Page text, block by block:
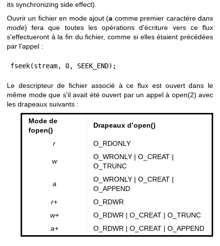
its synchronizing side effect).
Ouvrir un fichier en mode ajout (a comme premier caractère dans
mode) fera que toutes les opérations d'écriture vers ce flux
s'effectueront à la fin du fichier, comme si elles étaient précédées
par l'appel :
fseek(stream, 0, SEEK_END);
Le descripteur de fichier associé à ce flux est ouvert dans le
même mode que s'il avait été ouvert par un appel à open(2) avec
les drapeaux suivants :
Mode de
fopen()
Drapeaux d’open()
r O_RDONLY
w
O_WRONLY | O_CREAT |
O_TRUNC
a
O_WRONLY | O_CREAT |
O_APPEND
r+
O_RDWR
w+
O_RDWR | O_CREAT | O_TRUNC
a+
O_RDWR | O_CREAT | O_APPEND